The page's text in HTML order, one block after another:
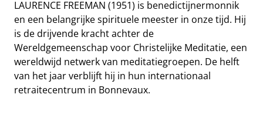
LAURENCE FREEMAN (1951) is benedictijnermonnik
en een belangrijke spirituele meester in onze tijd. Hij
is de drijvende kracht achter de
Wereldgemeenschap voor Christelijke Meditatie, een
wereldwijd netwerk van meditatiegroepen. De helft
van het jaar verblijft hij in hun internationaal
retraitecentrum in Bonnevaux.